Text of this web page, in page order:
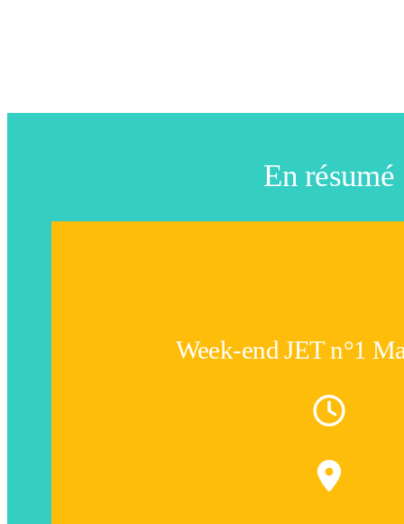
En résumé
Week-end JET n°1